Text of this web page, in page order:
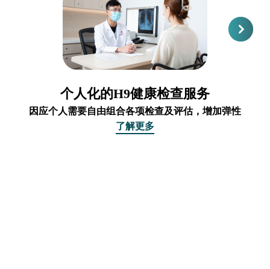
个人化的H9健康检查服务
因应个人需要自由组合各项检查及评估，增加弹性
了解更多